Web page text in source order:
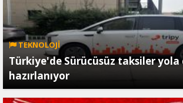
TEKNOLOJİ
Türkiye'de Sürücüsüz taksiler yola
hazırlanıyor